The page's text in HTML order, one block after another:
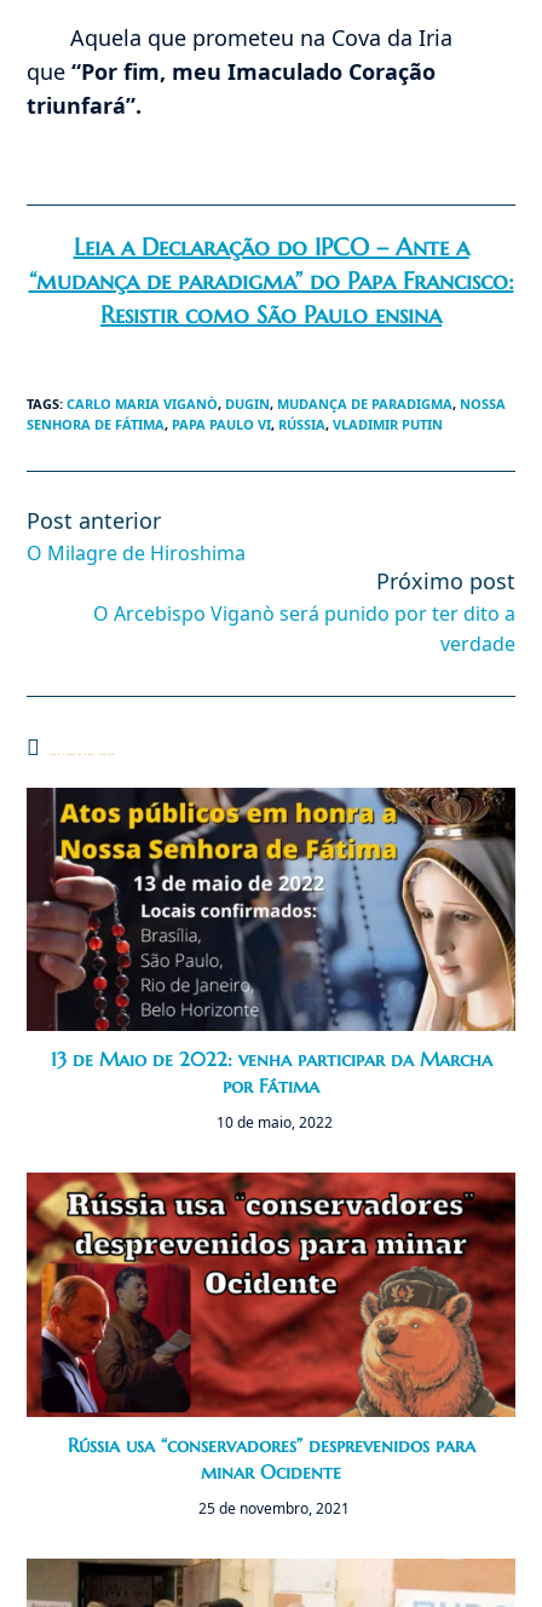
Aquela que prometeu na Cova da Iria
que“Por fim, meu Imaculado Coração
triunfará”.
Leia a Declaração do IPCO – Ante a
“mudança de paradigma” do Papa Francisco:
Resistir como São Paulo ensina
TAGS:CARLO MARIA VIGANÒ, DUGIN, MUDANÇA DE PARADIGMA, NOSSA
SENHORA DE FÁTIMA, PAPA PAULO VI, RÚSSIA, VLADIMIR PUTIN
Leia
mais
artigos
Post anterior
O Milagre de Hiroshima
Próximo post
O Arcebispo Viganò será punido por ter dito a
verdade
Você também pode gostar
13 de Maio de 2022: venha participar da Marcha
por Fátima
10 de maio, 2022
Rússia usa “conservadores” desprevenidos para
minar Ocidente
25 de novembro, 2021